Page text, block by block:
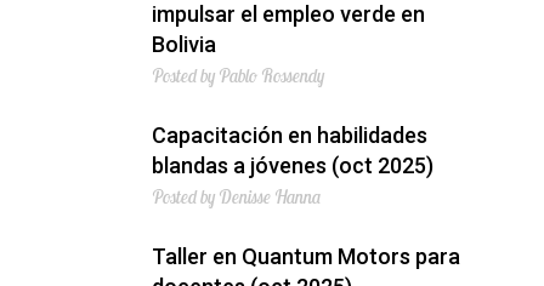
impulsar el empleo verde en
Bolivia
Posted by Pablo Rossendy
Capacitación en habilidades
blandas a jóvenes (oct 2025)
Posted by Denisse Hanna
Taller en Quantum Motors para